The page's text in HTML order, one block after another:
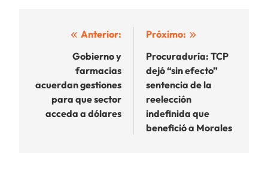
Navegación
entradas
Anterior:
Gobierno y
farmacias
acuerdan gestiones
para que sector
acceda a dólares
Próximo:
Procuraduría: TCP
dejó “sin efecto”
sentencia de la
reelección
indefinida que
benefició a Morales